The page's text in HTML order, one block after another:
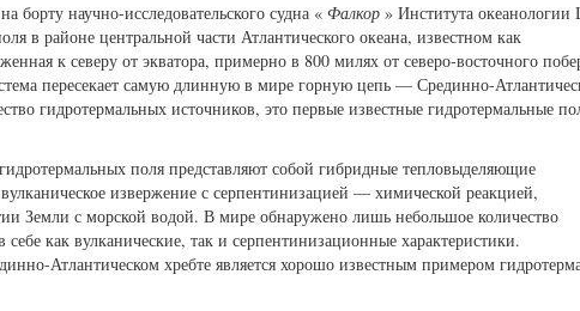
борту научно-исследовательского судна « Фалкор » Института
в районе центральной части Атлантического океана, известном как
к северу от экватора, примерно в 800 милях от северо-восточного
пересекает самую длинную в мире горную цепь — Срединно-
гидротермальных источников, это первые известные гидротермальные
поля представляют собой гибридные тепловыделяющие
извержение с серпентинизацией — химической реакцией,
Земли с морской водой. В мире обнаружено лишь небольшое количество
как вулканические, так и серпентинизационные характеристики.
Атлантическом хребте является хорошо известным примером